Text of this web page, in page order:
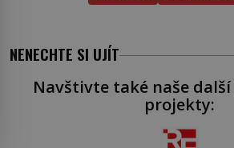
NENECHTE SI UJÍT
Navštivte také naše
projekty: